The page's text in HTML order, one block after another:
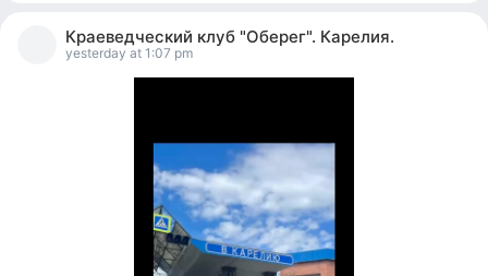
Краеведческий клуб "Оберег". Карелия.
yesterday at 1:07 pm